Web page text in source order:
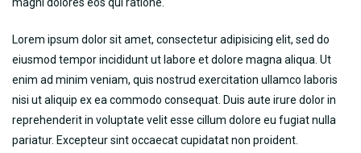
Lorem ipsum dolor sit amet, consectetur adipisicing elit, sed do
eiusmod tempor incididunt ut labore et dolore magna aliqua. Ut
enim ad minim veniam, quis nostrud exercitation ullamco laboris
nisi ut aliquip ex ea commodo consequat. Duis aute irure dolor in
reprehenderit in voluptate velit esse cillum dolore eu fugiat nulla
pariatur. Excepteur sint occaecat cupidatat non proident.